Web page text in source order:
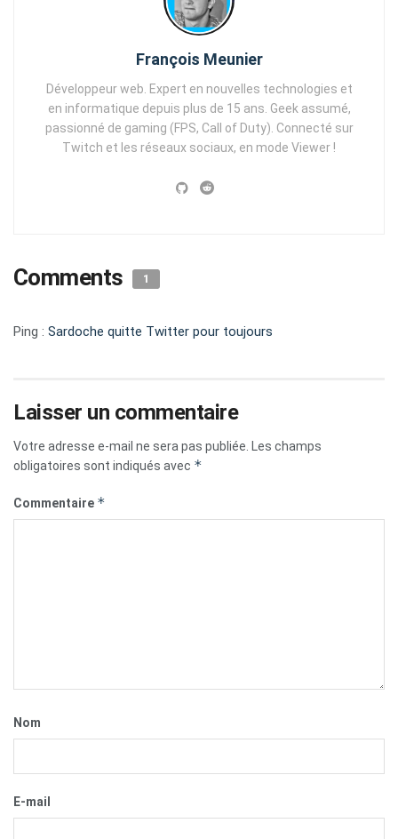
François Meunier
Développeur web. Expert en nouvelles technologies et
en informatique depuis plus de 15 ans. Geek assumé,
passionné de gaming (FPS, Call of Duty). Connecté sur
Twitch et les réseaux sociaux, en mode Viewer !
Comments 1
Ping : Sardoche quitte Twitter pour toujours
Laisser un commentaire
Votre adresse e-mail ne sera pas publiée.
Les champs
obligatoires sont indiqués avec *
Commentaire *
Nom
E-mail